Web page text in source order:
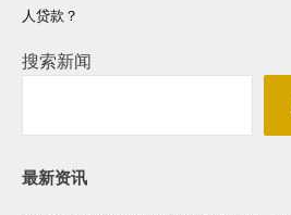
人贷款？
搜索新闻
最新资讯